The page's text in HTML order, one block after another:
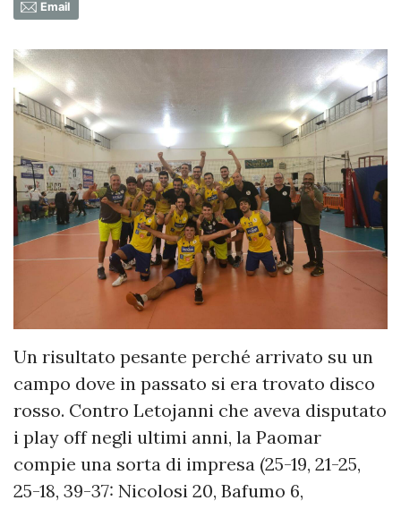
Email
Un risultato pesante perché arrivato su un
campo dove in passato si era trovato disco
rosso. Contro Letojanni che aveva disputato
i play off negli ultimi anni, la Paomar
compie una sorta di impresa (25-19, 21-25,
25-18, 39-37: Nicolosi 20, Bafumo 6,